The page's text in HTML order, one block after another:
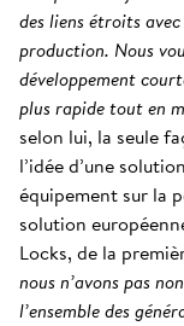
des liens étroits
production. Nous
développement
plus rapide tout en
selon lui, la seule
l’idée d’une
équipement sur la
solution
Locks, de la
nous n’avons pas
l’ensemble des